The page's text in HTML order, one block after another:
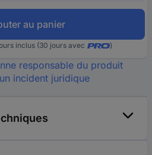
au panier
inclus (30 jours avec )
responsable du produit
incident juridique